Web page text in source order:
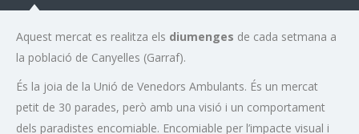
Aquest mercat es realitza els diumenges de cada setmana a
la població de Canyelles (Garraf).
És la joia de la Unió de Venedors Ambulants. És un mercat
petit de 30 parades, però amb una visió i un comportament
dels paradistes encomiable. Encomiable per l’impacte visual i